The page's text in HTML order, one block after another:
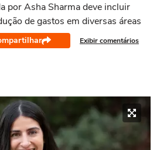
por Asha Sharma deve incluir
de gastos em diversas áreas
Exibir comentários